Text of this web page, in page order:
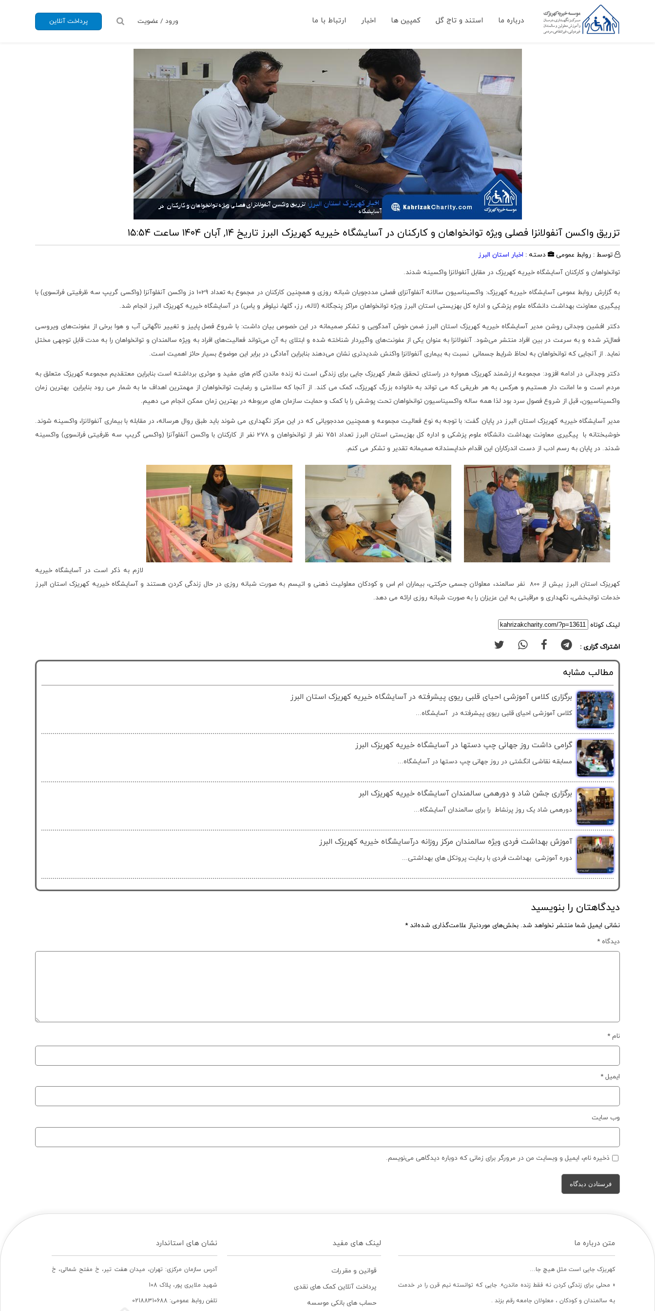
درباره ما استند و تاج گل کمپین ها اخبار ارتباط با ما پرداخت آنلاین ورود / عضویت
تزریق واکسن آنفولانزا فصلی ویژه توانخواهان و کارکنان در آسایشگاه خیریه کهریزک البرز تاریخ ۱۴, آبان ۱۴۰۴ ساعت ۱۵:۵۴
توسط : روابط عمومی دسته : اخبار استان البرز
توانخواهان و کارکنان آسایشگاه خیریه کهریزک در مقابل آنفولانزا واکسینه شدند.
به گزارش روابط عمومی آسایشگاه خیریه کهریزک: واکسیناسیون سالانه آنفلوآنزای فصلی مددجویان شبانه روزی و همچنین کارکنان در مجموع به تعداد 1029 دز واکسن آنفلوآنزا (واکسی گریپ سه ظرفیتی فرانسوی) با
پیگیری معاونت بهداشت دانشگاه علوم پزشکی و اداره کل بهزیستی استان البرز ویژه توانخواهان مراکز پنجگانه (لاله، رز، گلها، نیلوفر و یاس) در آسایشگاه خیریه کهریزک البرز انجام شد.
دکتر افشین وجدانی روشن مدیر آسایشگاه خیریه کهریزک استان البرز ضمن خوش آمدگویی و تشکر صمیمانه در این خصوص بیان داشت: با شروع فصل پاییز و تغییر ناگهانی آب و هوا برخی از عفونت‌های ویروسی
فعال‌تر شده و به سرعت در بین افراد منتشر می‌شود. آنفولانزا به عنوان یکی از عفونت‌های واگیردار شناخته شده و ابتلای به آن می‌تواند فعالیت‌های افراد به ویژه سالمندان و توانخواهان را به مدت قابل توجهی مختل
نماید. از آنجایی که توانخواهان به لحاظ شرایط جسمانی نسبت‌ به بیماری آنفولانزا واکنش شدیدتری نشان می‌دهند بنابراین آمادگی در برابر این موضوع بسیار حائز اهمیت است.
دکتر وجدانی در ادامه افزود: مجموعه ارزشمند کهریزک همواره در راستای تحقق شعار کهریزک جایی برای زندگی است نه زنده ماندن گام های مفید و موثری برداشته است بنابراین معتقدیم مجموعه کهریزک متعلق به
مردم است و ما امانت دار هستیم و هرکس به هر طریقی که می تواند به خانواده بزرگ کهریزک، کمک می کند. از آنجا که سلامتی و رضایت توانخواهان از مهمترین اهداف ما به شمار می رود بنابراین بهترین زمان
واکسیناسیون، قبل از شروع فصول سرد بود لذا همه ساله واکسیناسیون توانخواهان تحت پوشش را با کمک و حمایت سازمان های مربوطه در بهترین زمان ممکن انجام می دهیم.
مدیر آسایشگاه خیریه کهریزک استان البرز در پایان گفت: با توجه به نوع فعالیت مجموعه و همچنین مددجویانی که در این مرکز نگهداری می شوند باید طبق روال هرساله، در مقابله با بیماری آنفولانزا، واکسینه شوند.
خوشبختانه با پیگیری معاونت بهداشت دانشگاه علوم پزشکی و اداره کل بهزیستی استان البرز تعداد 751 نفر از توانخواهان و 278 نفر از کارکنان با واکسن آنفلوآنزا (واکسی گریپ سه ظرفیتی فرانسوی) واکسینه
شدند. در پایان به رسم ادب از دست اندرکاران این اقدام خداپسندانه صمیمانه تقدیر و تشکر می کنم.
لازم به ذکر است در آسایشگاه خیریه
کهریزک استان البرز بیش از 800 نفر سالمند، معلولان جسمی حرکتی، بیماران ام اس و کودکان معلولیت ذهنی و اتیسم به صورت شبانه روزی در حال زندگی کردن هستند و آسایشگاه خیریه کهریزک استان البرز
خدمات توانبخشی، نگهداری و مراقبتی به این عزیزان را به صورت شبانه روزی ارائه می دهد.
لینک کوتاه
اشتراک گزاری :
مطالب مشابه
برگزاری کلاس آموزشی احیای قلبی ریوی پیشرفته در آسایشگاه خیریه کهریزک استان البرز
کلاس آموزشی احیای قلبی ریوی پیشرفته در آسایشگاه...
گرامی داشت روز جهانی چپ دستها در آسایشگاه خیریه کهریزک البرز
مسابقه نقاشی انگشتی در روز جهانی چپ دستها در آسایشگاه...
برگزاری جشن شاد و دورهمی سالمندان آسایشگاه خیریه کهریزک البر
دورهمی شاد یک روز پرنشاط را برای سالمندان آسایشگاه...
آموزش بهداشت فردی ویژه سالمندان مرکز روزانه درآسایشگاه خیریه کهریزک البرز
دوره آموزشی بهداشت فردی با رعایت پروتکل های بهداشتی...
دیدگاهتان را بنویسید
نشانی ایمیل شما منتشر نخواهد شد. بخش‌های موردنیاز علامت‌گذاری شده‌اند *
دیدگاه *
نام *
ایمیل *
وب‌ سایت
ذخیره نام، ایمیل و وبسایت من در مرورگر برای زمانی که دوباره دیدگاهی می‌نویسم.
متن درباره ما
کهریزک جایی است مثل هیچ جا…
« محلی برای زندگی کردن نه فقط زنده ماندن». جایی که توانسته نیم قرن را در خدمت
به سالمندان و کودکان ، معلولان جامعه رقم بزند .
لینک های مفید
قوانین و مقررات
پرداخت آنلاین کمک های نقدی
حساب های بانکی موسسه
نشان های استاندارد
آدرس سازمان مرکزی: تهران، ميدان هفت تير، خ مفتح شمالی، خ
شهيد ملايری پور، پلاک 108
تلفن روابط عمومی: 02188310688